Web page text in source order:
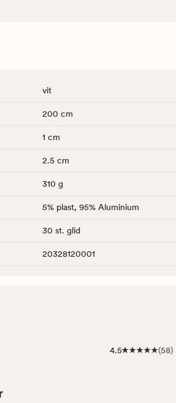
vit
200 cm
1 cm
2.5 cm
310 g
5% plast, 95% Aluminium
30 st. glid
20328120001
4.5 (58)